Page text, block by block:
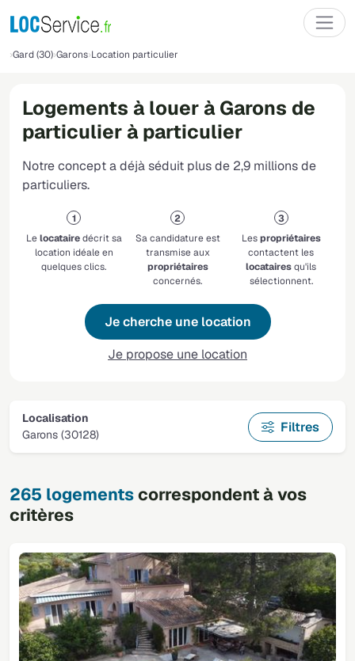
Gard (30) Garons Location particulier
Logements à louer à Garons de
particulier à particulier
Notre concept a déjà séduit plus de 2,9 millions de
particuliers.
Lelocatairedécrit sa
location idéale en
quelques clics.
Sa candidature est
transmise aux
propriétaires
concernés.
Lespropriétaires
contactent les
locatairesqu'ils
sélectionnent.
Je cherche une location
Je propose une location
Localisation
Garons (30128)
Filtres
265 logementscorrespondent à vos
critères